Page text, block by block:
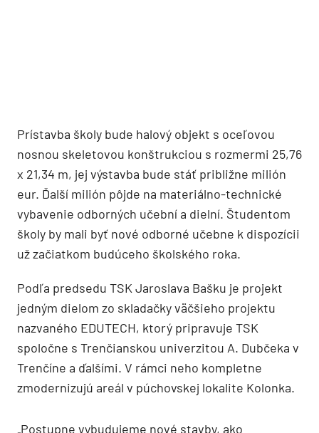
Prístavba školy bude halový objekt s oceľovou
nosnou skeletovou konštrukciou s rozmermi 25,76
x 21,34 m, jej výstavba bude stáť približne milión
eur. Ďalší milión pôjde na materiálno-technické
vybavenie odborných učební a dielní. Študentom
školy by mali byť nové odborné učebne k dispozícii
už začiatkom budúceho školského roka.
Podľa predsedu TSK Jaroslava Bašku je projekt
jedným dielom zo skladačky väčšieho projektu
nazvaného EDUTECH, ktorý pripravuje TSK
spoločne s Trenčianskou univerzitou A. Dubčeka v
Trenčíne a ďalšími. V rámci neho kompletne
zmodernizujú areál v púchovskej lokalite Kolonka.
„Postupne vybudujeme nové stavby, ako